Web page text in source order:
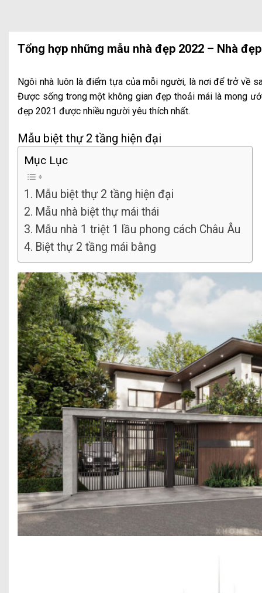
Tổng hợp những mẫu nhà đẹp 2022 – Nhà
Ngôi nhà luôn là điểm tựa của mỗi người, là nơi để trở về
Được sống trong một không gian đẹp thoải mái là mong
đẹp 2021 được nhiều người yêu thích nhất.
Mẫu biệt thự 2 tầng hiện đại
Mục Lục
Mẫu biệt thự 2 tầng hiện đại
Mẫu nhà biệt thự mái thái
Mẫu nhà 1 triệt 1 lầu phong cách Châu Âu
Biệt thự 2 tầng mái bằng